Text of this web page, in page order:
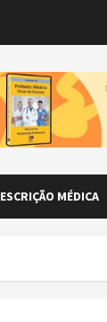
MÉDICA